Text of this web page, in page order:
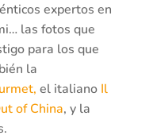
expertos en
las fotos que
para los que
la
el italiano Il
of China, y la